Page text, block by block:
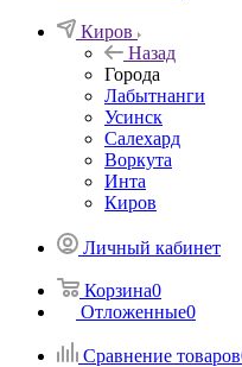
Киров
Назад
Города
Лабытнанги
Усинск
Салехард
Воркута
Инта
Киров
Личный кабинет
Корзина0
Отложенные0
Сравнение товаров